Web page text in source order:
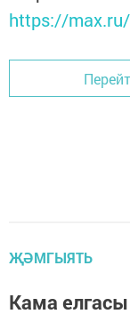
https://
ҖӘМГЫЯТЬ
Кама